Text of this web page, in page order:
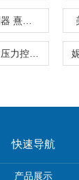
快速导航
产品展示